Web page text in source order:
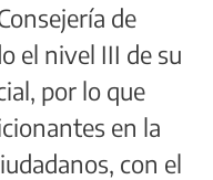
de
el nivel III de su
por lo que
en la
con el